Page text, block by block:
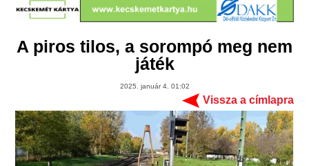
A piros tilos, a sorompó meg nem
játék
2025. január 4. 01:02
Vissza a címlapra